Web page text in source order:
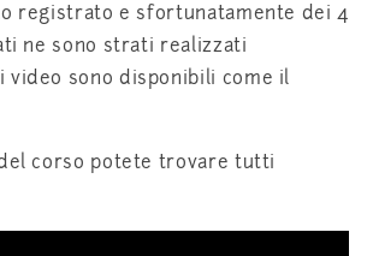
registrato e sfortunatamente dei 4
ne sono strati realizzati
video sono disponibili come il
corso potete trovare tutti